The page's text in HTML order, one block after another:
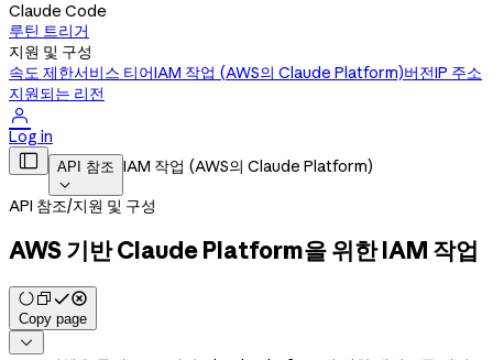
Claude Code
루틴 트리거
지원 및 구성
속도 제한서비스 티어IAM 작업 (AWS의 Claude Platform)버전IP 주소
지원되는 리전

Log in
 API 참조

IAM 작업 (AWS의 Claude Platform)
API 참조/지원 및 구성
AWS 기반 Claude Platform을 위한 IAM 작업
Copy page
